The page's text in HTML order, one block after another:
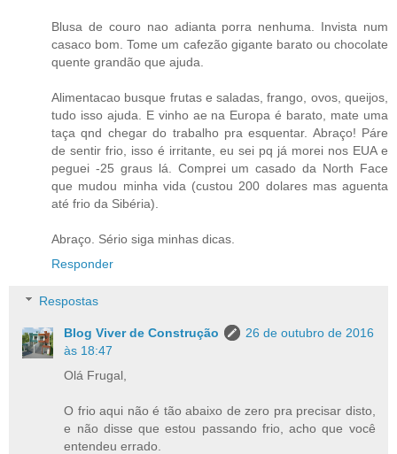
Blusa de couro nao adianta porra nenhuma. Invista num
casaco bom. Tome um cafezão gigante barato ou chocolate
quente grandão que ajuda.
Alimentacao busque frutas e saladas, frango, ovos, queijos,
tudo isso ajuda. E vinho ae na Europa é barato, mate uma
taça qnd chegar do trabalho pra esquentar. Abraço! Páre
de sentir frio, isso é irritante, eu sei pq já morei nos EUA e
peguei -25 graus lá. Comprei um casado da North Face
que mudou minha vida (custou 200 dolares mas aguenta
até frio da Sibéria).
Abraço. Sério siga minhas dicas.
Responder
Respostas
Blog Viver de Construção
26 de outubro de 2016
às 18:47
Olá Frugal,
O frio aqui não é tão abaixo de zero pra precisar disto,
e não disse que estou passando frio, acho que você
entendeu errado.